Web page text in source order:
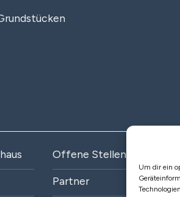
Um dir ein
Offene Stellen
Partner